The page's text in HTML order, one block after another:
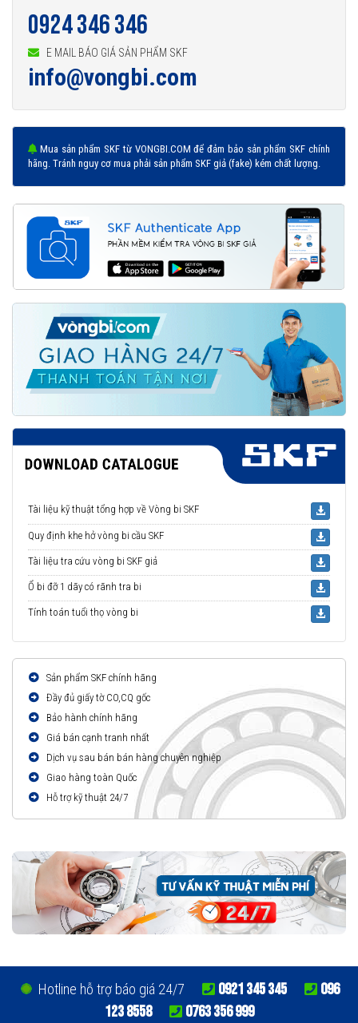
0924 346 346
E MAIL BÁO GIÁ SẢN PHẨM SKF
info@vongbi.com
Mua sản phẩm SKF từ VONGBI.COM để đảm bảo sản phẩm SKF chính
hãng. Tránh nguy cơ mua phải sản phẩm SKF giả (fake) kém chất lượng.
Tài liệu kỹ thuật tổng hợp về Vòng bi SKF
Quy định khe hở vòng bi cầu SKF
Tài liệu tra cứu vòng bi SKF giả
Ổ bi đỡ 1 dãy có rãnh tra bi
Tính toán tuổi thọ vòng bi
Sản phẩm SKF chính hãng
Đầy đủ giấy tờ CO,CQ gốc
Bảo hành chính hãng
Giá bán cạnh tranh nhất
Dịch vụ sau bán bán hàng chuyên nghiệp
Giao hàng toàn Quốc
Hỗ trợ kỹ thuật 24/7
Hotline hỗ trợ báo giá 24/7 0921 345 345
096
123 8558
0763 356 999